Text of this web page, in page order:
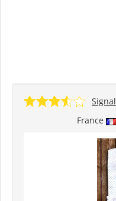
France